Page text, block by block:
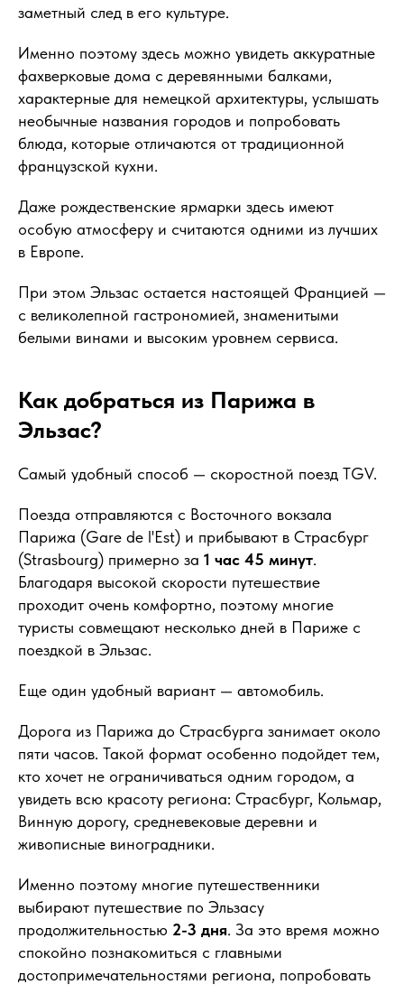
заметный след в его культуре.
Именно поэтому здесь можно увидеть аккуратные
фахверковые дома с деревянными балками,
характерные для немецкой архитектуры, услышать
необычные названия городов и попробовать
блюда, которые отличаются от традиционной
французской кухни.
Даже рождественские ярмарки здесь имеют
особую атмосферу и считаются одними из лучших
в Европе.
При этом Эльзас остается настоящей Францией —
с великолепной гастрономией, знаменитыми
белыми винами и высоким уровнем сервиса.
Как добраться из Парижа в
Эльзас?
Самый удобный способ — скоростной поезд TGV.
Поезда отправляются с Восточного вокзала
Парижа (Gare de l'Est) и прибывают в Страсбург
(Strasbourg) примерно за 1 час 45 минут.
Благодаря высокой скорости путешествие
проходит очень комфортно, поэтому многие
туристы совмещают несколько дней в Париже с
поездкой в Эльзас.
Еще один удобный вариант — автомобиль.
Дорога из Парижа до Страсбурга занимает около
пяти часов. Такой формат особенно подойдет тем,
кто хочет не ограничиваться одним городом, а
увидеть всю красоту региона: Страсбург, Кольмар,
Винную дорогу, средневековые деревни и
живописные виноградники.
Именно поэтому многие путешественники
выбирают путешествие по Эльзасу
продолжительностью 2-3 дня. За это время можно
спокойно познакомиться с главными
достопримечательностями региона, попробовать